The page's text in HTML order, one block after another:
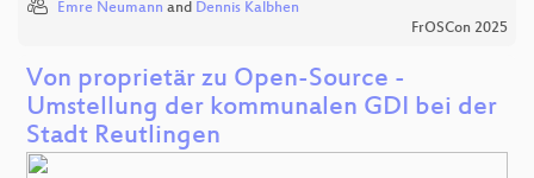
Emre Neumann and Dennis Kalbhen
FrOSCon 2025
Von proprietär zu Open-Source -
Umstellung der kommunalen GDI bei der
Stadt Reutlingen